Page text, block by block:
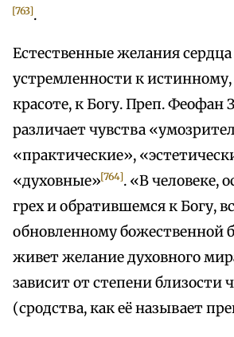
[763].
Естественные желания сердца
устремленности к истинному,
красоте, к Богу. Преп. Феофан
различает чувства
«практические»,
«духовные»[764]. «В человеке,
грех и обратившемся к Богу,
обновленному божественной
живет желание духовного
зависит от степени близости
(сродства, как её называет